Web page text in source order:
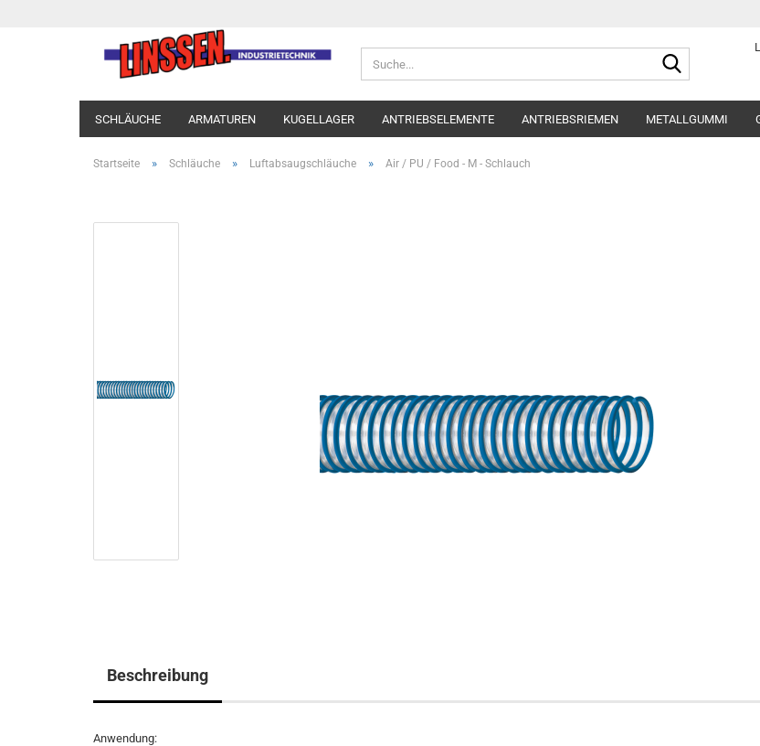
SCHLÄUCHE ARMATUREN KUGELLAGER ANTRIEBSELEMENTE ANTRIEBSRIEMEN METALLGUMMI
Startseite » Schläuche » Luftabsaugschläuche » Air / PU / Food - M - Schlauch
Beschreibung
Anwendung: